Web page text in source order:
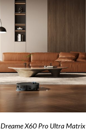
Dreame X60 Pro Ultra Matrix